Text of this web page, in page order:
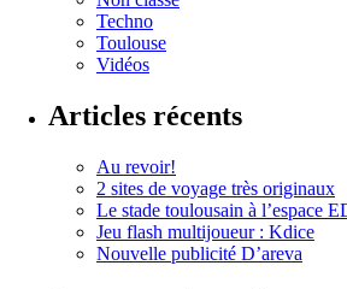
Techno
Toulouse
Vidéos
Articles récents
Au revoir!
2 sites de voyage très originaux
Le stade toulousain à l’espace
Jeu flash multijoueur : Kdice
Nouvelle publicité D’areva